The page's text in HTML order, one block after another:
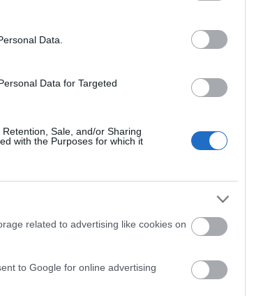
Data.
Data for Targeted
Sale, and/or Sharing
with the Purposes for which it
related to advertising like cookies on
to Google for online advertising